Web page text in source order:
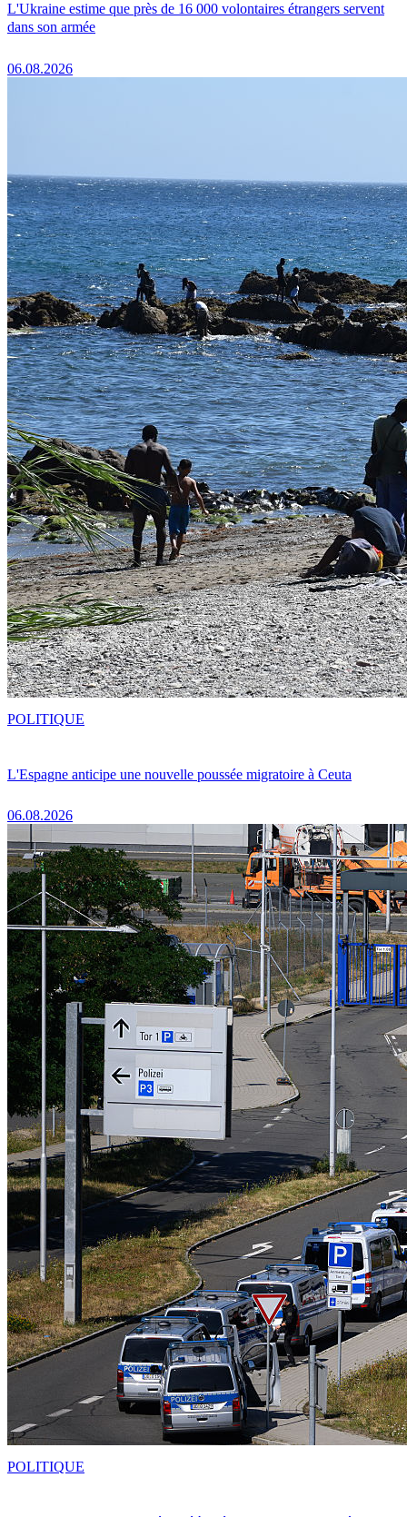
L'Ukraine estime que près de 16 000 volontaires étrangers servent
dans son armée
06.08.2026
L'Espagne anticipe une nouvelle poussée migratoire à Ceuta
06.08.2026
POLITIQUE
POLITIQUE